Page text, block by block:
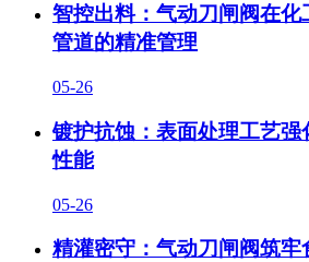
智控出料：气动刀闸阀在化
管道的精准管理
05-26
镀护抗蚀：表面处理工艺强
性能
05-26
精灌密守：气动刀闸阀筑牢